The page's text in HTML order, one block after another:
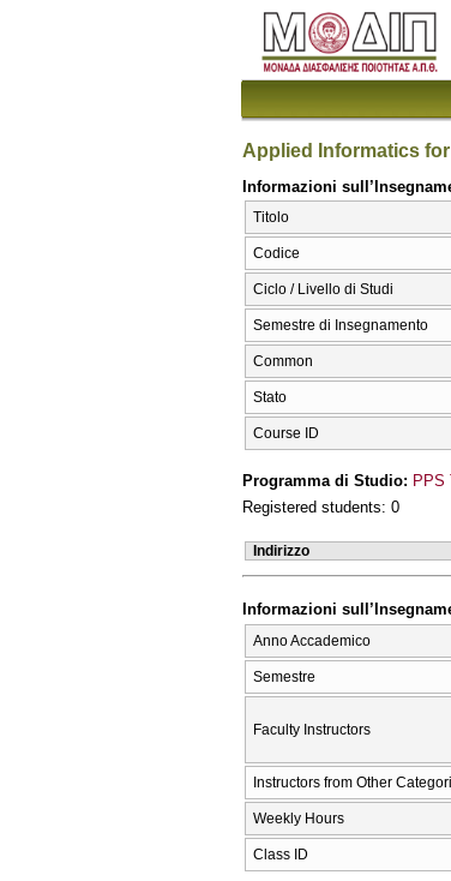
Applied Informatics
Informazioni
Titolo
Codice
Ciclo / Livello di Studi
Semestre di Insegnamento
Common
Stato
Course ID
Programma di Studio: PPS
Registered students: 0
Indirizzo
Informazioni
Anno Accademico
Semestre
Faculty Instructors
Instructors from Other
Weekly Hours
Class ID